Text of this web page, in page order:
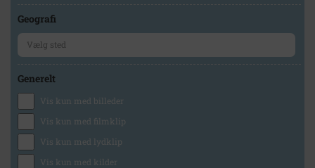
Geografi
Generelt
Vis kun med billeder
Vis kun med filmklip
Vis kun med lydklip
Vis kun med kilder